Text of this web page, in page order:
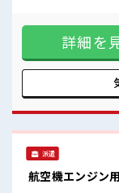
しっかり休める休
オンオフの切替も
あなたのスキルを
までの
経験は
場≫ も
≫ 家族や友
性が多
数の職
詳細を
派遣
航空機エンジン